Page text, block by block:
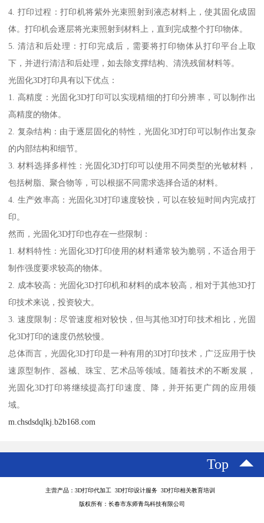
4. 打印过程：打印机将紫外光束照射到液态材料上，使其固化成固
体。打印机会逐层将光束照射到材料上，直到完成整个打印物体。
5. 清洁和后处理：打印完成后，需要将打印物体从打印平台上取
下，并进行清洁和后处理，如去除支撑结构、清洗残留材料等。
光固化3D打印具有以下优点：
1. 高精度：光固化3D打印可以实现精细的打印分辨率，可以制作出
高精度的物体。
2. 复杂结构：由于逐层固化的特性，光固化3D打印可以制作出复杂
的内部结构和细节。
3. 材料选择多样性：光固化3D打印可以使用不同类型的光敏材料，
包括树脂、聚合物等，可以根据不同需求选择合适的材料。
4. 生产效率高：光固化3D打印速度较快，可以在较短时间内完成打
印。
然而，光固化3D打印也存在一些限制：
1. 材料特性：光固化3D打印使用的材料通常较为脆弱，不适合用于
制作强度要求较高的物体。
2. 成本较高：光固化3D打印机和材料的成本较高，相对于其他3D打
印技术来说，投资较大。
3. 速度限制：尽管速度相对较快，但与其他3D打印技术相比，光固
化3D打印的速度仍然较慢。
总体而言，光固化3D打印是一种有用的3D打印技术，广泛应用于快
速原型制作、器械、珠宝、艺术品等领域。随着技术的不断发展，
光固化3D打印将继续提高打印速度、降，并开拓更广阔的应用领
域。
m.chsdsdqlkj.b2b168.com
Top
主营产品：3D打印代加工 3D打印设计服务 3D打印相关教育培训
版权所有：长春市东师青鸟科技有限公司